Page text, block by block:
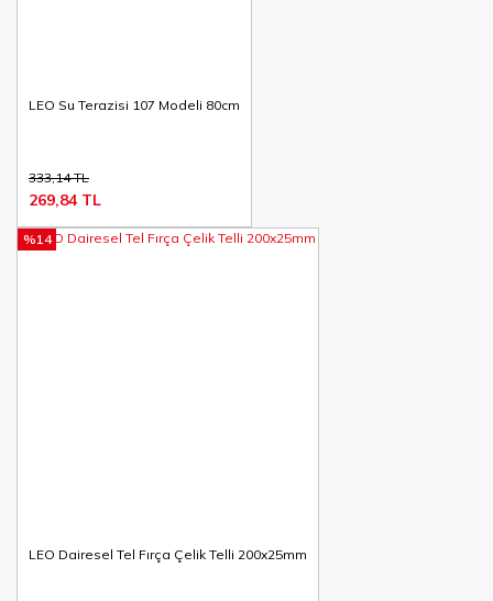
LEO Su Terazisi 107 Modeli 80cm
333,14 TL
269,84 TL
LEO Dairesel Tel Fırça Çelik Telli 200x25mm
%14